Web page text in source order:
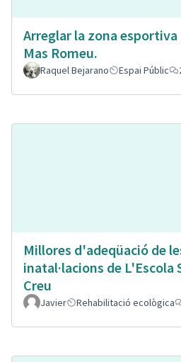
Arreglar la zona
Mas Romeu.
Raquel Bejarano Espai Públic
Millores d'adeqüació de
inatal·lacions de L'Escola
Creu
Javier Rehabilitació ecològica